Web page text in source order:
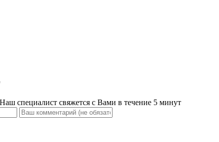
специалист свяжется с Вами в течение 5 минут